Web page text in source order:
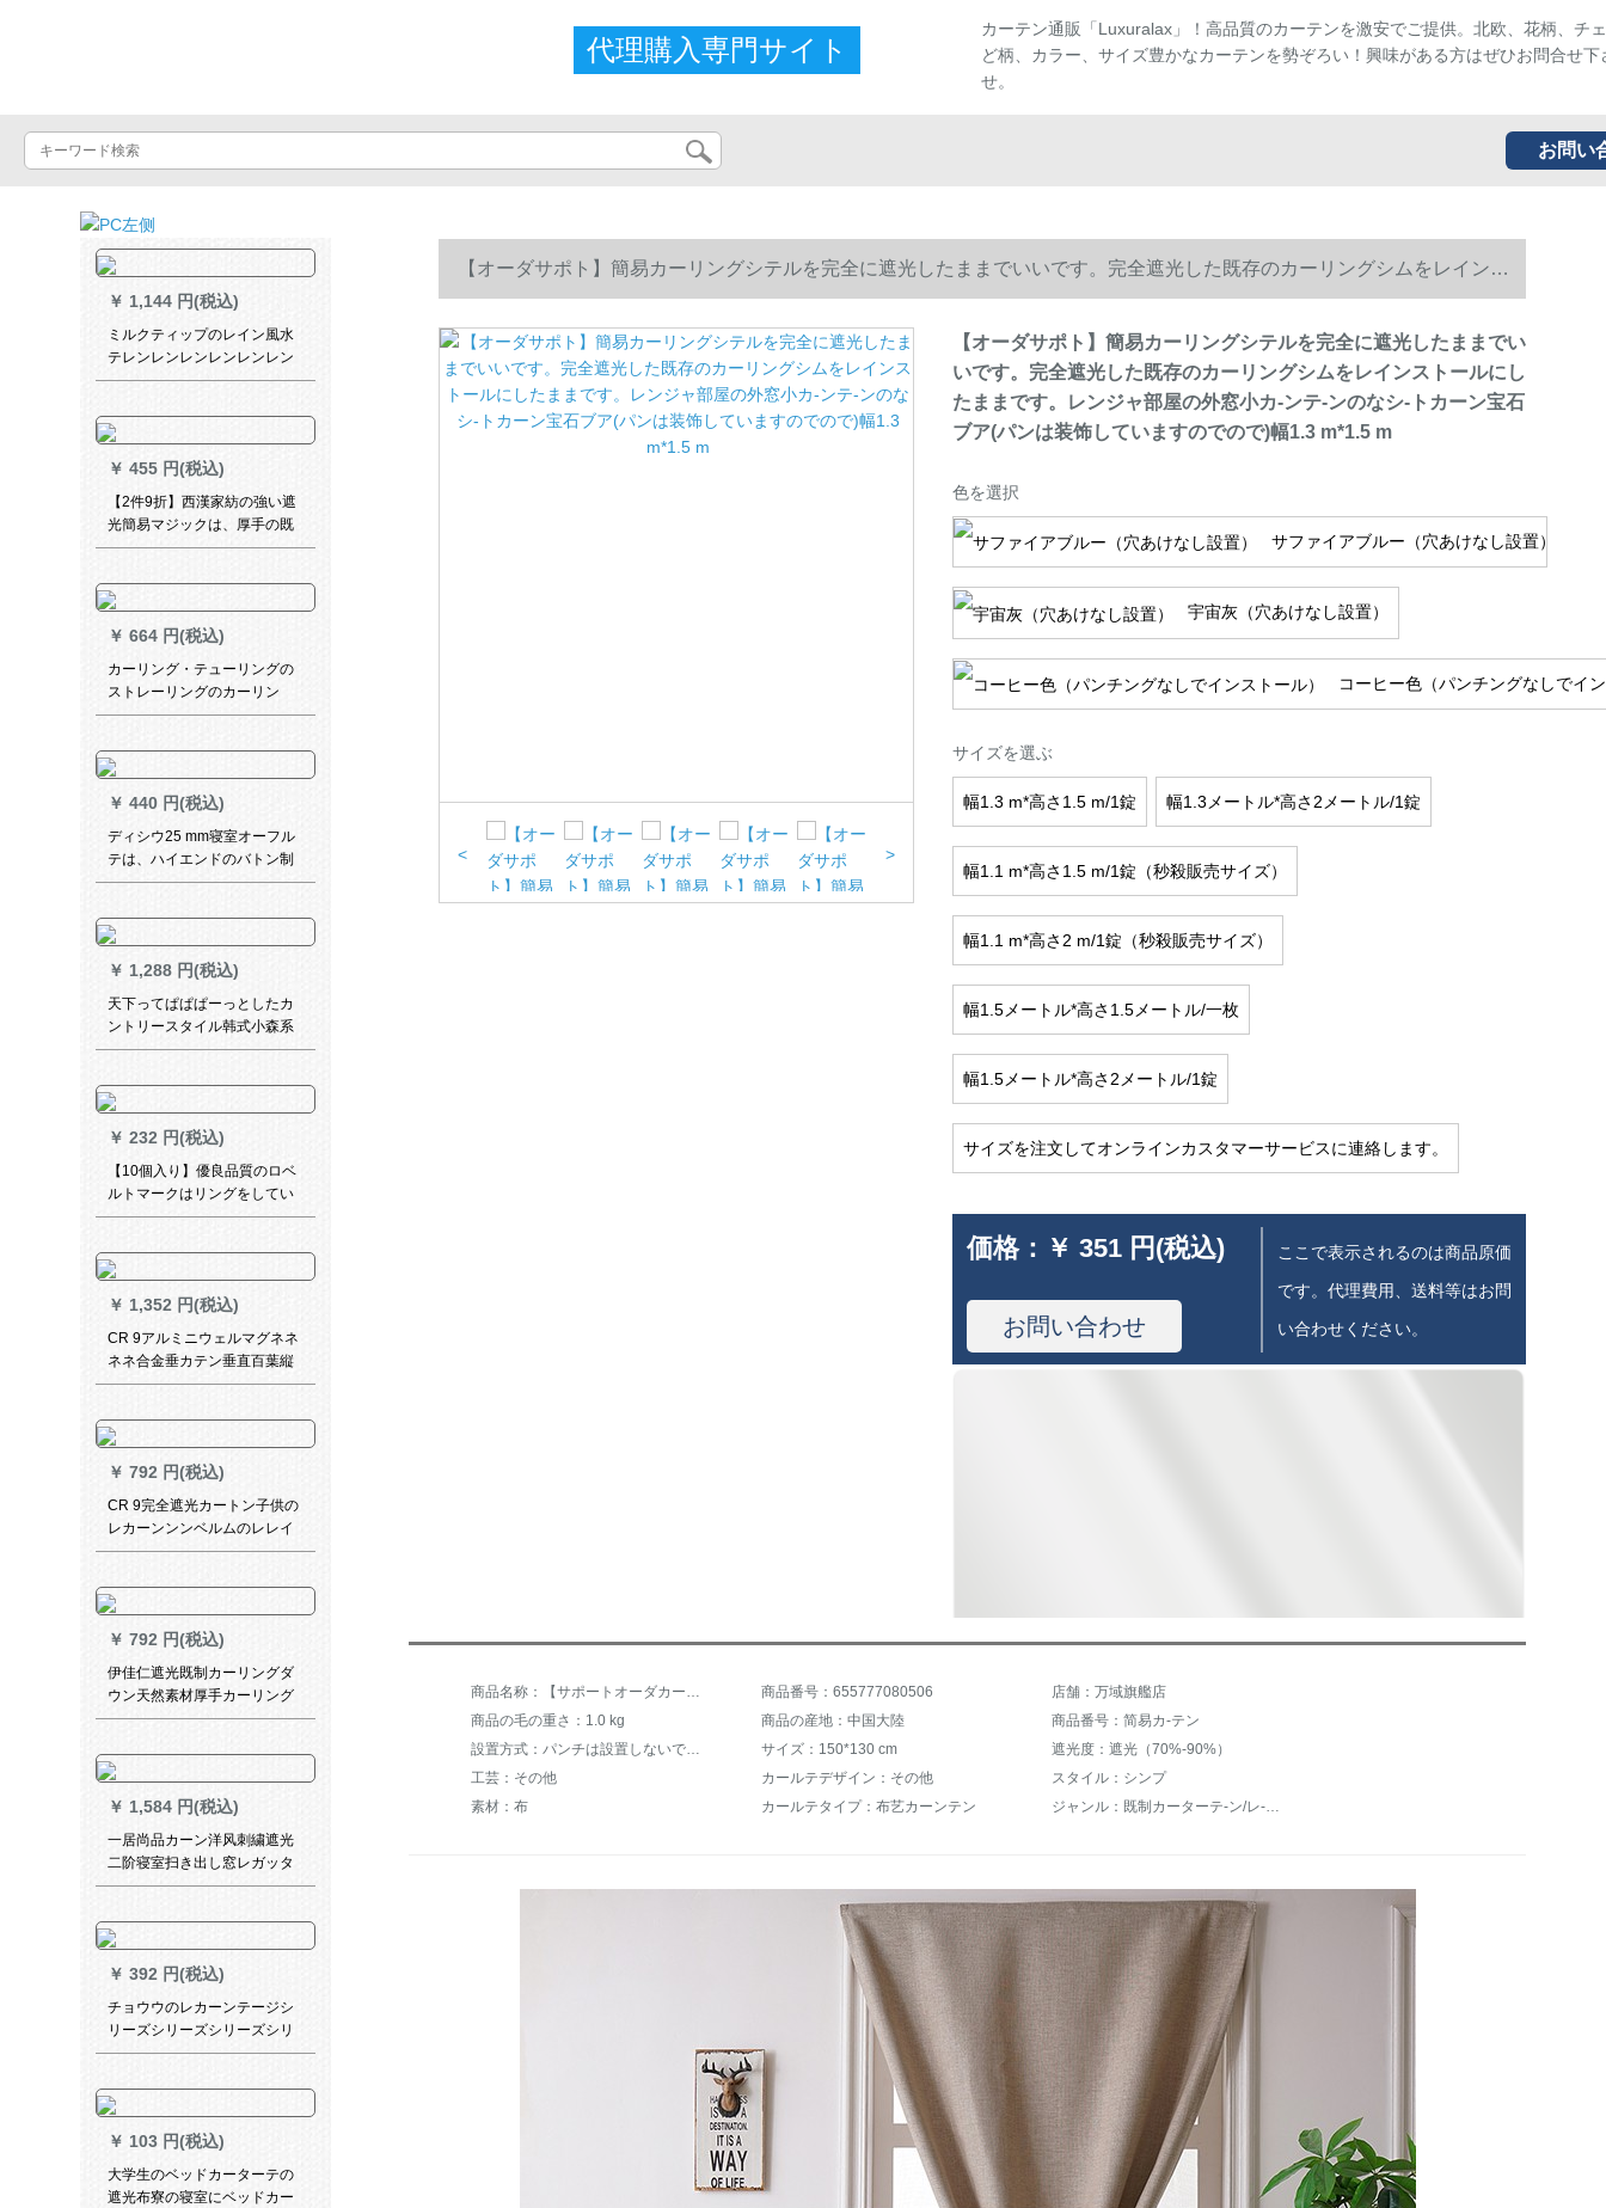
代理購入専門サイト
カーテン通販「Luxuralax」！高品質のカーテンを激安でご提供。北欧、花柄、チ
ど柄、カラー、サイズ豊かなカーテンを勢ぞろい！興味がある方はぜひお問合せ下
せ。
お問い
￥ 1,144 円(税込)
ミルクティップのレイン風水
テレンレンレンレンレンレン
レンレンテーン布テンンンン
ンンンン油煙断熱カーンテー
テンンンンンハイ80枚*140
cm高対先頭部連打棒
￥ 455 円(税込)
【2件9折】西漢家紡の強い遮
光簡易マジックは、厚手の既
製カードを装着しています。
グ寝室ベトリングカーンンン
テ-ンは装饰したままです。
￥ 664 円(税込)
カーリング・テューリングの
ストレーリングのカーリン
グ・ティン・テュー風呂のカ
キングのフには、小さらのグ
リップのリングがあります。
50个の纯304个の厚い手のス
ティンレット【100个の平た
いリフ】
￥ 440 円(税込)
ディシウ25 mm寝室オーフル
テは、ハイエンドのバトン制
御制御ジットリフトのレマイ1
￥ 1,288 円(税込)
天下ってぱぱぱーっとしたカ
ントリースタイル韩式小森系
无地の刺繍糸カスチャリング
ターテン遮光カーンMT 024绢
织物二重层米黄--(布纱カーテ
ン一体)【连结】2.0×2.7メト
ル高1枚を无料で短いです。
￥ 232 円(税込)
【10個入り】優良品質のロベ
ルトマークはリングをしてい
ます。ニバサルションは大径
輪カーリングリングです。重
さは44 mmです。大口径の吊
り輪は10個入ります。
￥ 1,352 円(税込)
CR 9アルミニウェルマグネネ
ネネ合金垂カテン垂直百葉縦
百葉挂カルテテン断熱カルテ
YH-C 03-L 02
￥ 792 円(税込)
CR 9完全遮光カートン子供の
レカーンンンベルムのレレイ
ン式ラッピング遮光カーダー
ーカーンテリング0014 KZ-JL
10-完全遮光
￥ 792 円(税込)
伊佳仁遮光既制カーリングダ
ウン天然素材厚手カーリング
寝室UVカーリングダウン热レ
￥ 1,584 円(税込)
一居尚品カーン洋风刺繍遮光
二阶寝室扫き出し窓レガッタ
新商品既制カーン糸一体青幅
ク配纱
￥ 392 円(税込)
チョウウのレカーンテージシ
リーズシリーズシリーズシリ
ーズシリーズシリーズシリー
防水UVカーターテーテーン防
水UVカーターテーターオーフ
ォスセンサーセンサーセンサ
ーオプションオプションシリ
ーズシリーズシリーズ2面同色
￥ 103 円(税込)
大学生のベッドカーターテの
遮光布寮の寝室にベッドカー
【オーダサポト】簡易カーリングシテルを完全に遮光したままでいいです。完全遮光した既存のカーリングシムをレインス
トールにしたままです。レンジャ部屋の外窓小カ-ンテ-ンのなシ-トカーン宝石ブア(パンは装饰していますのでので)幅1.3 m*1.5
m
< >
【オーダサポト】簡易カーリングシテルを完全に遮光したままでい
いです。完全遮光した既存のカーリングシムをレインストールにし
たままです。レンジャ部屋の外窓小カ-ンテ-ンのなシ-トカーン宝石
ブア(パンは装饰していますのでので)幅1.3 m*1.5 m
色を選択
サファイアブルー（穴あけなし設置）
宇宙灰（穴あけなし設置）
コーヒー色（パンチングなしでイ
サイズを選ぶ
幅1.3 m*高さ1.5 m/1錠 幅1.3メートル*高さ2メートル/1錠
幅1.1 m*高さ1.5 m/1錠（秒殺販売サイズ）
幅1.1 m*高さ2 m/1錠（秒殺販売サイズ）
幅1.5メートル*高さ1.5メートル/一枚
幅1.5メートル*高さ2メートル/1錠
サイズを注文してオンラインカスタマーサービスに連絡します。
価格： ￥ 351 円(税込)
お問い合わせ
ここで表示されるのは商品原価
です。代理費用、送料等はお問
い合わせください。
商品名称：【サポートオーダカーテーン】簡易カーリングテージキャップキャップ貼ってあるパンを完全に遮光しないでください。完全遮光したカーテージをインストールしないでください。テンプシン部屋の外窓小カーテーンなしのショートカーテージ。 商品番号：655777080506
店舗：万域旗艦店
商品の毛の重さ：1.0 kg
商品の産地：中国大陸
商品番号：简易カ-テン
設置方式：パンチは設置しないでください。
サイズ：150*130 cm
遮光度：遮光（70%-90%）
工芸：その他
カールテデザイン：その他
スタイル：シンプ
素材：布
カールテタイプ：布艺カーンテン ジャンル：既制カーターテ-ン/レ-スカーンテ-ン